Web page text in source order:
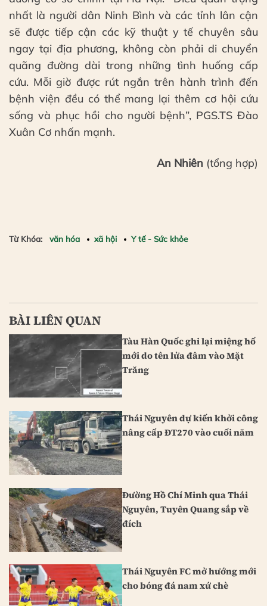
nhất là người dân Ninh Bình và các tỉnh lân cận
sẽ được tiếp cận các kỹ thuật y tế chuyên sâu
ngay tại địa phương, không còn phải di chuyển
quãng đường dài trong những tình huống cấp
cứu. Mỗi giờ được rút ngắn trên hành trình đến
bệnh viện đều có thể mang lại thêm cơ hội cứu
sống và phục hồi cho người bệnh”, PGS.TS Đào
Xuân Cơ nhấn mạnh.
An Nhiên (tổng hợp)
Từ Khóa: văn hóa xã hội Y tế - Sức khỏe
BÀI LIÊN QUAN
Tàu Hàn Quốc ghi lại miệng hố
mới do tên lửa đâm vào Mặt
Trăng
Thái Nguyên dự kiến khởi công
nâng cấp ĐT270 vào cuối năm
Đường Hồ Chí Minh qua Thái
Nguyên, Tuyên Quang sắp về
đích
Thái Nguyên FC mở hướng mới
cho bóng đá nam xứ chè